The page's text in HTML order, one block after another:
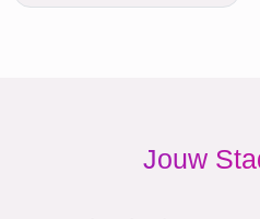
Jouw